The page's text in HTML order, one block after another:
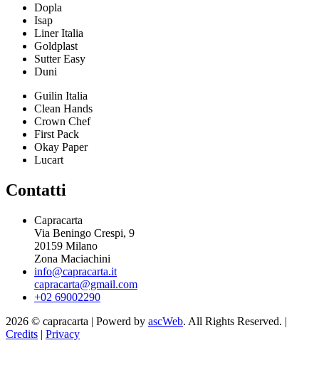
Dopla
Isap
Liner Italia
Goldplast
Sutter Easy
Duni
Guilin Italia
Clean Hands
Crown Chef
First Pack
Okay Paper
Lucart
Contatti
Capracarta
Via Beningo Crespi, 9
20159 Milano
Zona Maciachini
info@capracarta.it
capracarta@gmail.com
+02 69002290
2026 © capracarta | Powerd by ascWeb. All Rights Reserved. |
Credits | Privacy